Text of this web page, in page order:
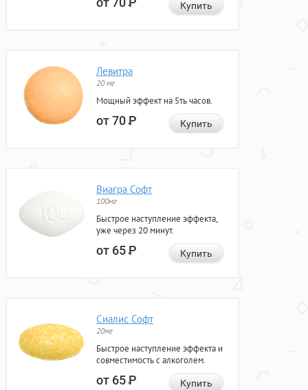
Купить
Левитра
20 мг
Мощный эффект на 5ть часов.
от 70Р Купить
Виагра Софт
100мг
Быстрое наступление эффекта,
уже через 20 минут.
от 65Р Купить
Сиалис Софт
20мг
Быстрое наступление эффекта и
совместимость с алкоголем.
от 65Р Купить